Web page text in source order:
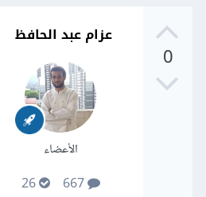
0
عزام عبد الحافظ
الأعضاء
667
26